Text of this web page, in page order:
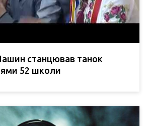
станцював танок
52 школи